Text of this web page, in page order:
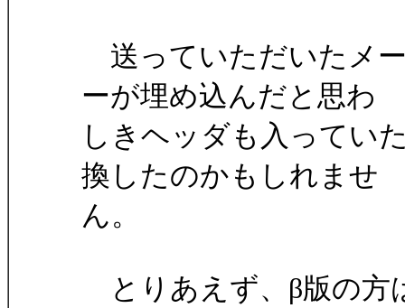
送っていただいたメ
ーが埋め込んだと思わ
しきヘッダも入ってい
換したのかもしれませ
ん。
とりあえず、β版の方